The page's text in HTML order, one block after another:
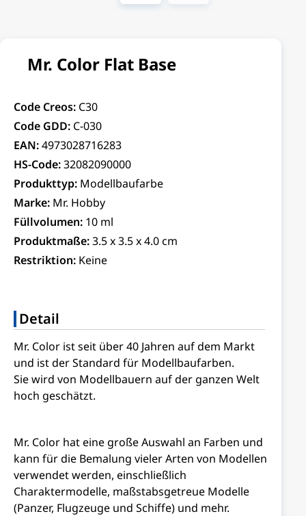
Mr. Color Flat Base
Code Creos: C30
Code GDD: C-030
EAN:4973028716283
HS-Code:32082090000
Produkttyp: Modellbaufarbe
Marke: Mr. Hobby
Füllvolumen: 10 ml
Produktmaße:3.5 x 3.5 x 4.0 cm
Restriktion: Keine
Detail
Mr. Color ist seit über 40 Jahren auf dem Markt
und ist der Standard für Modellbaufarben.
Sie wird von Modellbauern auf der ganzen Welt
hoch geschätzt.
Mr. Color hat eine große Auswahl an Farben und
kann für die Bemalung vieler Arten von Modellen
verwendet werden, einschließlich
Charaktermodelle, maßstabsgetreue Modelle
(Panzer, Flugzeuge und Schiffe) und mehr.